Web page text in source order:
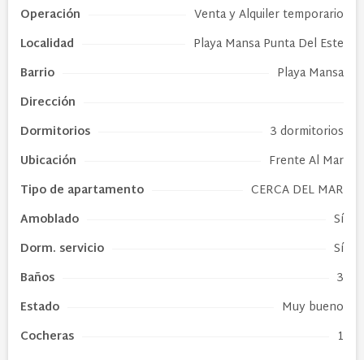
Operación
Venta y Alquiler temporario
Localidad
Playa Mansa Punta Del Este
Barrio
Playa Mansa
Dirección
Dormitorios
3 dormitorios
Ubicación
Frente Al Mar
Tipo de apartamento
CERCA DEL MAR
Amoblado
Sí
Dorm. servicio
Sí
Baños
3
Estado
Muy bueno
Cocheras
1